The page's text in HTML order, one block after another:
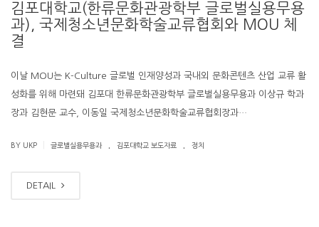
김포대학교(한류문화관광학부 글로벌실용무용
과), 국제청소년문화학술교류협회와 MOU 체
결
이날 MOU는 K-Culture 글로벌 인재양성과 국내외 문화콘텐츠 산업 교류 활
성화를 위해 마련돼 김포대 한류문화관광학부 글로벌실용무용과 이상규 학과
장과 김현문 교수, 이동일 국제청소년문화학술교류협회장과…
BY UKP 글로벌실용무용과 김포대학교 보도자료 정치
DETAIL